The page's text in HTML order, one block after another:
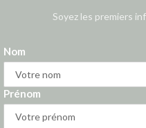
Soyez les premiers
Nom
Prénom